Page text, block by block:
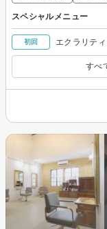
スペシャルメニュー
初回 エクラリテ
すべ